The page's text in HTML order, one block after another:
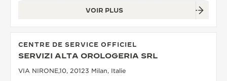
VOIR PLUS
CENTRE DE SERVICE OFFICIEL
SERVIZI ALTA OROLOGERIA SRL
VIA NIRONE,10, 20123 Milan, Italie